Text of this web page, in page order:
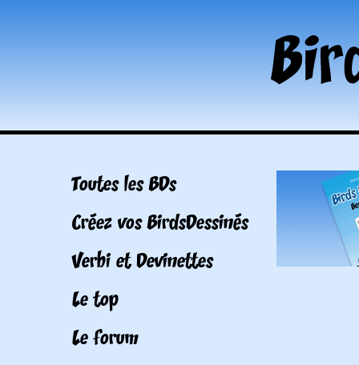
Toutes les BDs
Créez vos BirdsDessinés
Verbi et Devinettes
Le top
Le forum